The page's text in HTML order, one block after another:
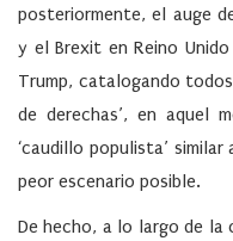
posteriormente, el auge
y el Brexit en Reino
Trump, catalogando
de derechas’, en aquel
‘caudillo populista’
peor escenario posible.
De hecho, a lo largo de la